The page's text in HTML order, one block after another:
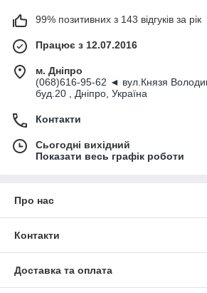
99% позитивних з 143 відгуків за рік
Працює з 12.07.2016
м. Дніпро
(068)616-95-62 ◄ вул.Князя
буд.20 , Дніпро, Україна
Контакти
Сьогодні вихідний
Показати весь графік роботи
Про нас
Контакти
Доставка та оплата